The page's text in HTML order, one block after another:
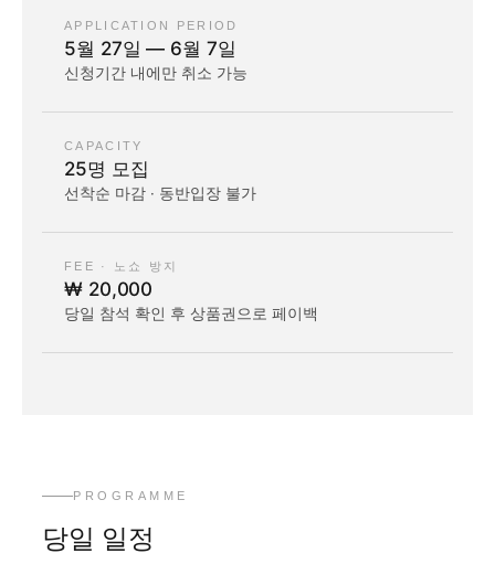
APPLICATION PERIOD
5월 27일 — 6월 7일
신청기간 내에만 취소 가능
CAPACITY
25명 모집
선착순 마감 · 동반입장 불가
FEE · 노쇼 방지
₩ 20,000
당일 참석 확인 후 상품권으로 페이백
PROGRAMME
당일 일정